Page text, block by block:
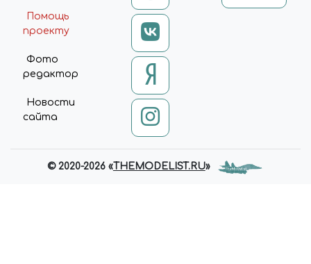
Помощь
проекту
Фото
редактор
Новости
сайта
© 2020-2026 «THEMODELIST.RU»